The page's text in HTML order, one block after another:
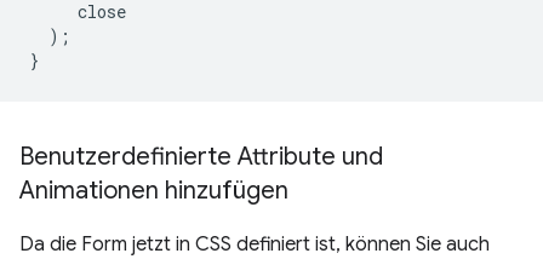
close
);
}
Benutzerdefinierte Attribute und
Animationen hinzufügen
Da die Form jetzt in CSS definiert ist, können Sie auch